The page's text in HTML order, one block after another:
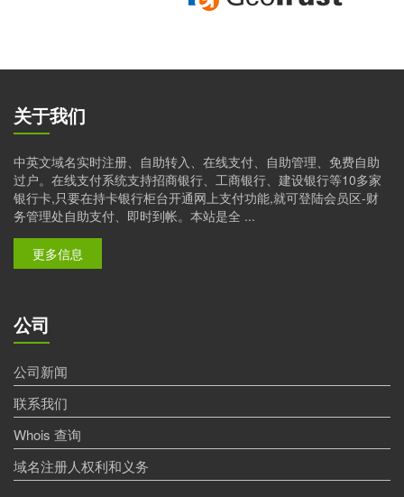
关于我们
中英文域名实时注册、自助转入、在线支付、自助管理、免费自助
过户。在线支付系统支持招商银行、工商银行、建设银行等10多家
银行卡,只要在持卡银行柜台开通网上支付功能,就可登陆会员区-财
务管理处自助支付、即时到帐。本站是全 ...
更多信息
公司
公司新闻
联系我们
Whois 查询
域名注册人权利和义务